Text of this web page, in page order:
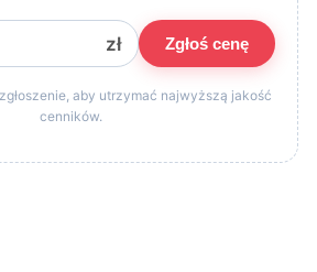
zł Zgłoś cenę
aby utrzymać najwyższą jakość
cenników.